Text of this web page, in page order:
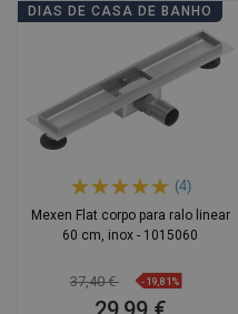
DIAS DE CASA DE BANHO
(4)
Mexen Flat corpo para ralo linear
60 cm, inox - 1015060
37,40 € -19,81%